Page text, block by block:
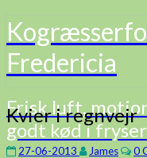
Fredericia
Frisk luft,
godt kød i
Kvier
i
regnvejr
Kvier i regnvejr
27-06-2013 James 0